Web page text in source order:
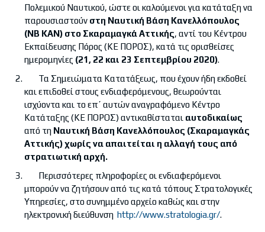
Πολεμικού Ναυτικού, ώστε οι καλούμενοι για κατάταξη να
παρουσιαστούν στη Ναυτική Βάση Κανελλόπουλος
(ΝΒ ΚΑΝ) στο Σκαραμαγκά Αττικής, αντί του Κέντρου
Εκπαίδευσης Πόρος (ΚΕ ΠΟΡΟΣ), κατά τις ορισθείσες
ημερομηνίες (21, 22 και 23 Σεπτεμβρίου 2020).
Τα Σημειώματα Κατατάξεως, που έχουν ήδη εκδοθεί
και επιδοθεί στους ενδιαφερόμενους, θεωρούνται
ισχύοντα και το επ΄ αυτών αναγραφόμενο Κέντρο
Κατάταξης (ΚΕ ΠΟΡΟΣ) αντικαθίσταται αυτοδικαίως
από τη Ναυτική Βάση Κανελλόπουλος (Σκαραμαγκάς
Αττικής) χωρίς να απαιτείται η αλλαγή τους από
στρατιωτική αρχή.
Περισσότερες πληροφορίες οι ενδιαφερόμενοι
μπορούν να ζητήσουν από τις κατά τόπους Στρατολογικές
Υπηρεσίες, στο συνημμένο αρχείο καθώς και στην
ηλεκτρονική διεύθυνση http://www.stratologia.gr/.